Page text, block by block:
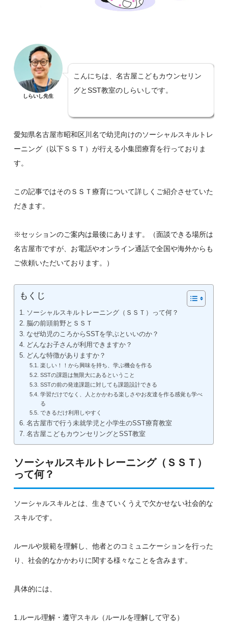
しらいし先生
こんにちは、名古屋こどもカウンセリン
グとSST教室のしらいしです。
愛知県名古屋市昭和区川名で幼児向けのソーシャルスキルトレ
ーニング（以下ＳＳＴ）が行える小集団療育を行っておりま
す。
この記事ではそのＳＳＴ療育について詳しくご紹介させていた
だきます。
※セッションのご案内は最後にあります。（面談できる場所は
名古屋市ですが、お電話やオンライン通話で全国や海外からも
ご依頼いただいております。）
もくじ
ソーシャルスキルトレーニング（ＳＳＴ）って何？
脳の前頭前野とＳＳＴ
なぜ幼児のころからSSTを学ぶといいのか？
どんなお子さんが利用できますか？
どんな特徴がありますか？
楽しい！！から興味を持ち、学ぶ機会を作る
SSTの課題は無限大にあるということ
SSTの前の発達課題に対しても課題設計できる
学習だけでなく、人とかかわる楽しさやお友達を作る感覚も学べ
る
できるだけ利用しやすく
名古屋市で行う未就学児と小学生のSST療育教室
名古屋こどもカウンセリングとSST教室
ソーシャルスキルトレーニング（ＳＳＴ）
って何？
ソーシャルスキルとは、生きていくうえで欠かせない社会的な
スキルです。
ルールや規範を理解し、他者とのコミュニケーションを行った
り、社会的なかかわりに関する様々なことを含みます。
具体的には、
1.ルール理解・遵守スキル（ルールを理解して守る）